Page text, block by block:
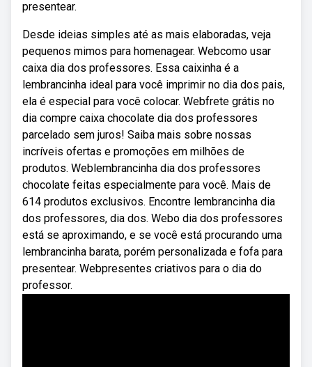
presentear.
Desde ideias simples até as mais elaboradas, veja
pequenos mimos para homenagear. Webcomo usar
caixa dia dos professores. Essa caixinha é a
lembrancinha ideal para você imprimir no dia dos pais,
ela é especial para você colocar. Webfrete grátis no
dia compre caixa chocolate dia dos professores
parcelado sem juros! Saiba mais sobre nossas
incríveis ofertas e promoções em milhões de
produtos. Weblembrancinha dia dos professores
chocolate feitas especialmente para você. Mais de
614 produtos exclusivos. Encontre lembrancinha dia
dos professores, dia dos. Webo dia dos professores
está se aproximando, e se você está procurando uma
lembrancinha barata, porém personalizada e fofa para
presentear. Webpresentes criativos para o dia do
professor.